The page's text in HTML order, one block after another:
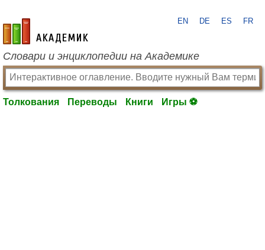
academic.ru
EN DE ES FR
Словари и энциклопедии на Академике
Толкования Переводы Книги Игры ⚽